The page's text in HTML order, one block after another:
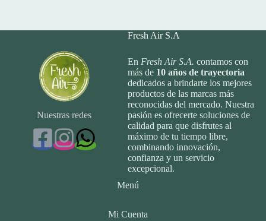
Nuestras redes
Fresh Air S.A
En Fresh Air S.A. contamos con
más de 10 años de trayectoria
dedicados a brindarte los mejores
productos de las marcas más
reconocidas del mercado. Nuestra
pasión es ofrecerte soluciones de
calidad para que disfrutes al
máximo de tu tiempo libre,
combinando innovación,
confianza y un servicio
excepcional.
Menú
Mi Cuenta